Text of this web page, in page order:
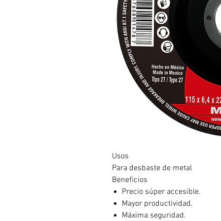
Usos
Para desbaste de metal
Beneficios
Precio súper accesible.
Mayor productividad.
Máxima seguridad.